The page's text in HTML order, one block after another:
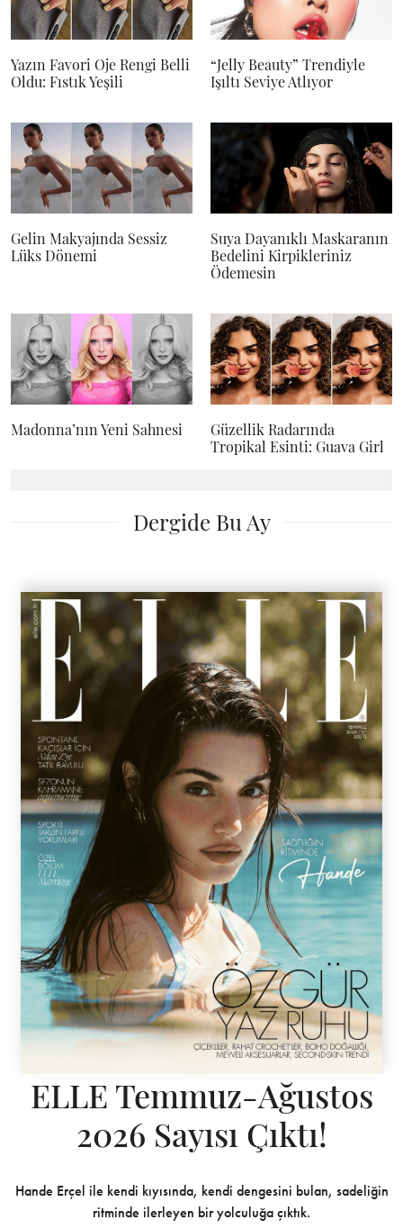
Yazın Favori Oje Rengi Belli
Oldu: Fıstık Yeşili
“Jelly Beauty” Trendiyle
Işıltı Seviye Atlıyor
Gelin Makyajında Sessiz
Lüks Dönemi
Suya Dayanıklı Maskaranın
Bedelini Kirpikleriniz
Ödemesin
Madonna’nın Yeni Sahnesi
Güzellik Radarında
Tropikal Esinti: Guava Girl
Dergide Bu Ay
ELLE Temmuz-Ağustos
2026 Sayısı Çıktı!
Hande Erçel ile kendi kıyısında, kendi dengesini bulan, sadeliğin
ritminde ilerleyen bir yolculuğa çıktık.